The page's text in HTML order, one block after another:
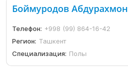
Боймуродов Абдурахмон
Телефон: +998 (99) 864-16-42
Регион: Ташкент
Специализация: Полы